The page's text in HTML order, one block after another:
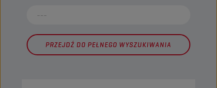
PRZEJDŹ DO PEŁNEGO WYSZUKIWANIA